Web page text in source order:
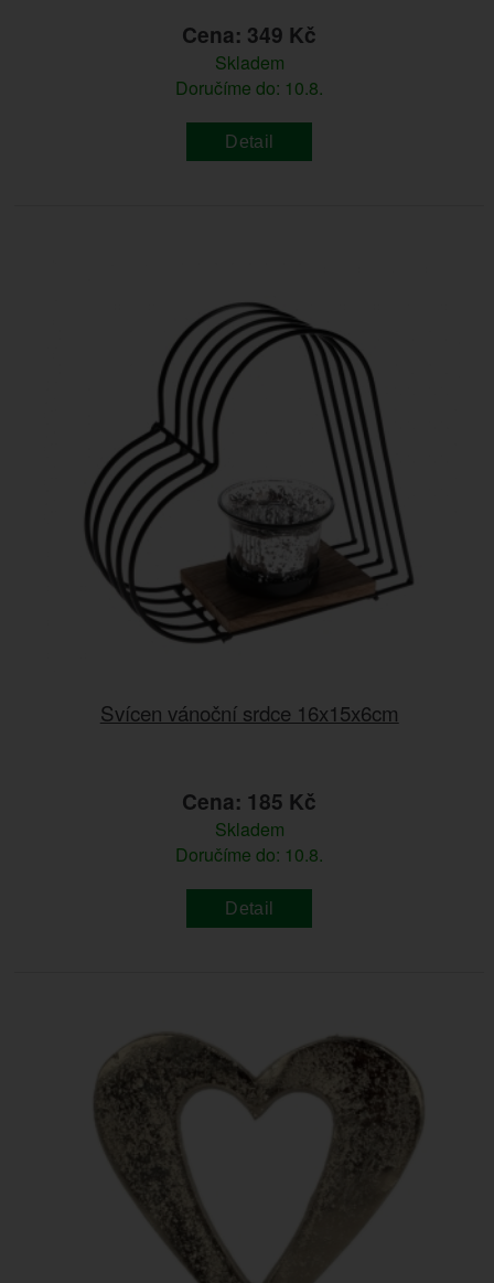
Cena: 349 Kč
Skladem
Doručíme do: 10.8.
Detail
Svícen vánoční srdce 16x15x6cm
Cena: 185 Kč
Skladem
Doručíme do: 10.8.
Detail